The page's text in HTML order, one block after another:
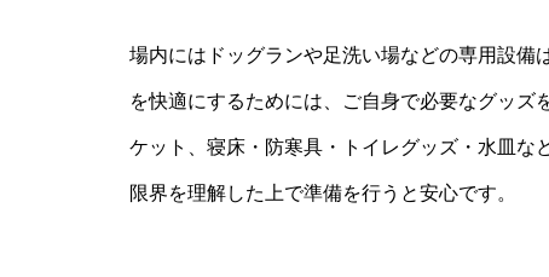
場内にはドッグランや足洗い場などの専用設備
を快適にするためには、ご自身で必要なグッズ
ケット、寝床・防寒具・トイレグッズ・水皿な
限界を理解した上で準備を行うと安心です。